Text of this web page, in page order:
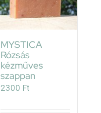
MYSTICA
Rózsás
kézműves
szappan
2300 Ft